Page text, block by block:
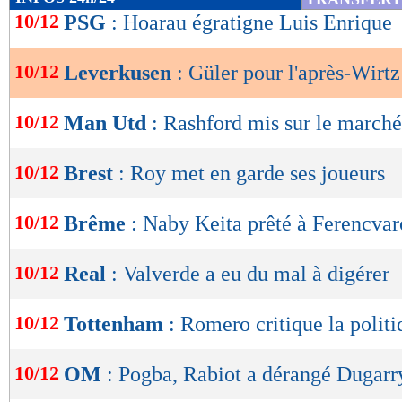
de
OK
10/12 PSG : Hoarau égratigne Luis Enrique
10/12 Leverkusen : Güler pour l'après-
10/12 Man Utd : Rashford mis sur le
10/12 Brest : Roy met en garde ses joueurs
10/12 Brême : Naby Keita prêté à
10/12 Real : Valverde a eu du mal à digérer
10/12 Tottenham : Romero critique la
10/12 OM : Pogba, Rabiot a dérangé